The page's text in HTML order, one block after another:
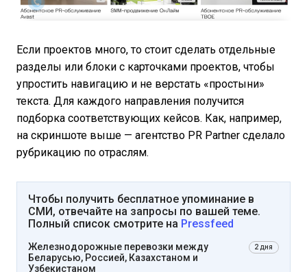
Если проектов много, то стоит сделать отдельные
разделы или блоки с карточками проектов, чтобы
упростить навигацию и не верстать «простыни»
текста. Для каждого направления получится
подборка соответствующих кейсов. Как, например,
на скриншоте выше — агентство PR Partner сделало
рубрикацию по отраслям.
Чтобы получить бесплатное упоминание в
СМИ, отвечайте на запросы по вашей теме.
Полный список смотрите на Pressfeed
Железнодорожные перевозки между
Беларусью, Россией, Казахстаном и
Узбекистаном
2 дня